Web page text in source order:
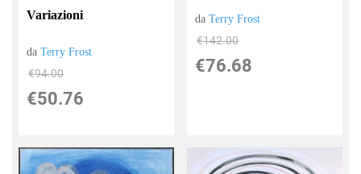
Variazioni
daTerry Frost
€94.00
€50.76
daTerry Frost
€142.00
€76.68